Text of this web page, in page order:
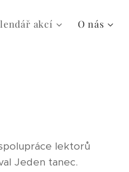
akcí O nás
lektorů
Jeden tanec.